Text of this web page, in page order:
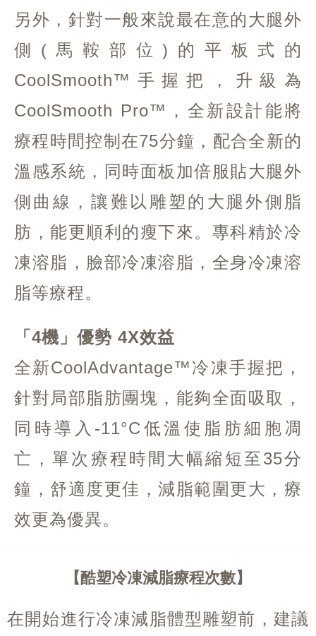
另外，針對一般來說最在意的大腿外
側(馬鞍部位)的平板式的
CoolSmooth™手握把，升級為
CoolSmooth Pro™，全新設計能將
療程時間控制在75分鐘，配合全新的
溫感系統，同時面板加倍服貼大腿外
側曲線，讓難以雕塑的大腿外側脂
肪，能更順利的瘦下來。專科精於冷
凍溶脂，臉部冷凍溶脂，全身冷凍溶
脂等療程。
「4機」優勢 4X效益
全新CoolAdvantage™冷凍手握把，
針對局部脂肪團塊，能夠全面吸取，
同時導入-11°C低溫使脂肪細胞凋
亡，單次療程時間大幅縮短至35分
鐘，舒適度更佳，減脂範圍更大，療
效更為優異。
酷塑冷凍減脂療程次數
在開始進行冷凍減脂體型雕塑前，建議